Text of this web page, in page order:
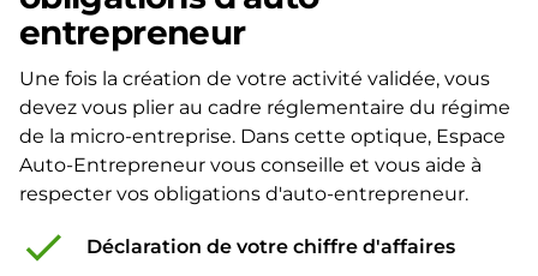
entrepreneur
Une fois la création de votre activité validée, vous
devez vous plier au cadre réglementaire du régime
de la micro-entreprise. Dans cette optique, Espace
Auto-Entrepreneur vous conseille et vous aide à
respecter vos obligations d'auto-entrepreneur.
check Déclaration de votre chiffre d'affaires